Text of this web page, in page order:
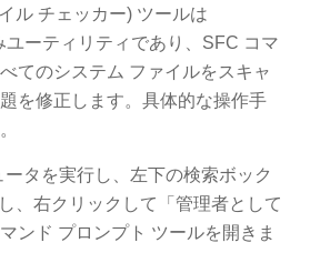
ル チェッカー) ツールは
ーティリティであり、SFC コマ
てのシステム ファイルをスキャ
を修正します。具体的な操作手
タを実行し、左下の検索ボック
、右クリックして「管理者として
ンド プロンプト ツールを開きま